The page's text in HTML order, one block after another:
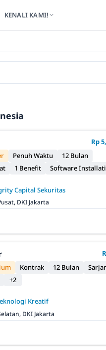
KENALI KAMI!
Rp
Penuh Waktu
12 Bulan
1 Benefit Software
Capital Sekuritas
DKI Jakarta
Kontrak 12 Bulan
+2
Kreatif
DKI Jakarta